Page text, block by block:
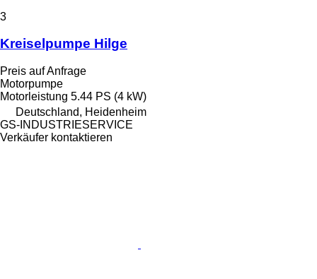
3
Kreiselpumpe Hilge
Preis auf Anfrage
Motorpumpe
Motorleistung 5.44 PS (4 kW)
Deutschland, Heidenheim
GS-INDUSTRIESERVICE
Verkäufer kontaktieren